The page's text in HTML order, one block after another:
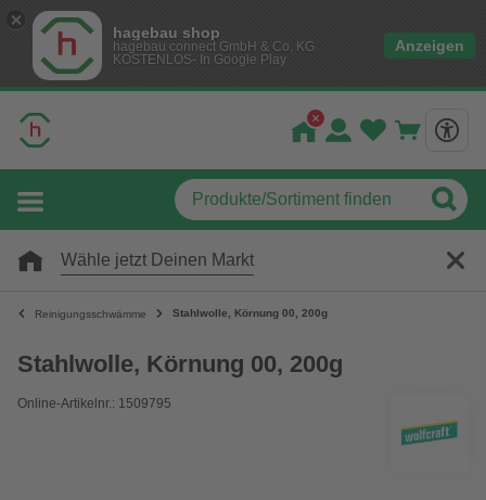
hagebau shop
hagebau connect GmbH & Co. KG
KOSTENLOS- In Google Play
Anzeigen
Wähle jetzt Deinen Markt
Reinigungsschwämme Stahlwolle, Körnung 00, 200g
Stahlwolle, Körnung 00, 200g
Online-Artikelnr.: 1509795